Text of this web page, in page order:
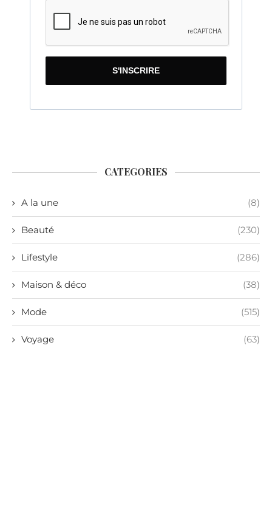
S'INSCRIRE
CATEGORIES
A la une (8)
Beauté (230)
Lifestyle (286)
Maison & déco (38)
Mode (515)
Voyage (63)